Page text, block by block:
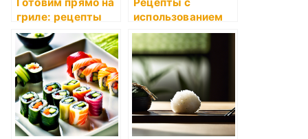
гриле: рецепты
использованием
суперфудов